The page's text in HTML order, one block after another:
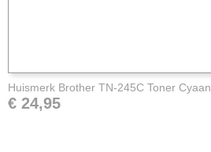
Huismerk Brother TN-245C Toner Cyaan
€ 24,95